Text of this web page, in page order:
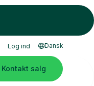
Log ind Dansk
Kontakt salg